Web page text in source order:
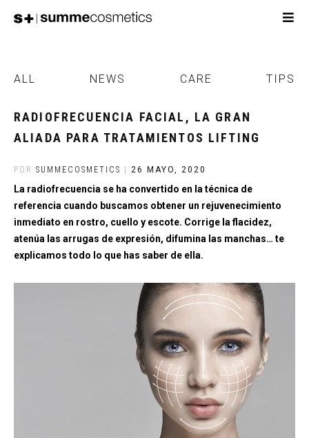
ALL NEWS CARE TIPS
RADIOFRECUENCIA FACIAL, LA GRAN
ALIADA PARA TRATAMIENTOS LIFTING
POR SUMMECOSMETICS 26 MAYO, 2020
La radiofrecuencia se ha convertido en la técnica de
referencia cuando buscamos obtener un rejuvenecimiento
inmediato en rostro, cuello y escote. Corrige la flacidez,
atenúa las arrugas de expresión, difumina las manchas… te
explicamos todo lo que has saber de ella.